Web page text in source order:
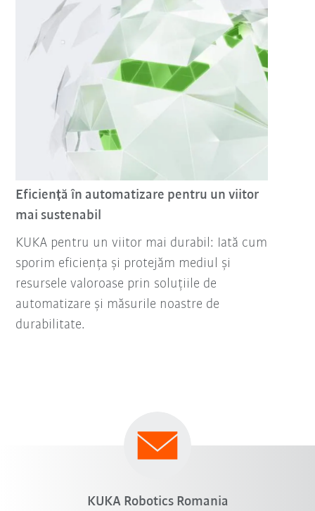
Eficiență în automatizare pentru un viitor
mai sustenabil
KUKA pentru un viitor mai durabil: Iată cum
sporim eficiența și protejăm mediul și
resursele valoroase prin soluțiile de
automatizare și măsurile noastre de
durabilitate.
KUKA Robotics Romania